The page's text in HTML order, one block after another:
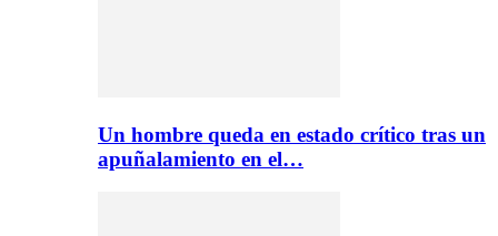
Un hombre queda en estado crítico tras un
apuñalamiento en el…